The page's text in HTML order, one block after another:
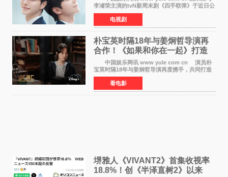
李濬荣主演的tvN新周末剧《四手联弹》于近日公
开十七岁版海报，以充满青春气息的画面再度点
燃观众期待。 海报中，宋江与李濬荣并肩站
在音乐教室的
电视剧
朴宝英时隔18年与姜炯哲导演再
合作！《如果和你在一起》打造
奇幻浪漫喜剧
中国娱乐网讯 www yule com cn 演员朴
宝英时隔18年与姜炯哲导演再度携手，共同打造
备受期待的浪漫喜剧新作《如果和你在一起》
（暂定名）。据OSEN报道，朴宝英将出演该片
女主角，自2008年《
看电影
堺雅人《VIVANT2》首集收视率
18.8%！创《半泽直树2》以来